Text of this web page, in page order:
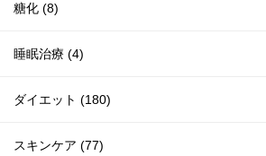
糖化 (8)
睡眠治療 (4)
ダイエット (180)
スキンケア (77)